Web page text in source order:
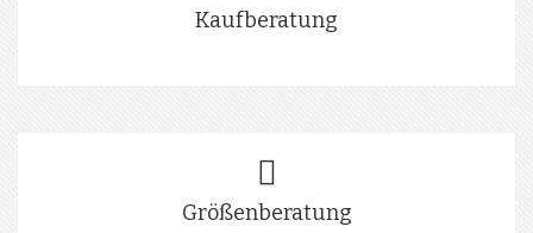
Kaufberatung
Größenberatung